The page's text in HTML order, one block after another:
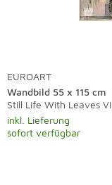
EUROART
Wandbild 55 x 115 cm
Still Life With Leaves VI
inkl. Lieferung
sofort verfügbar